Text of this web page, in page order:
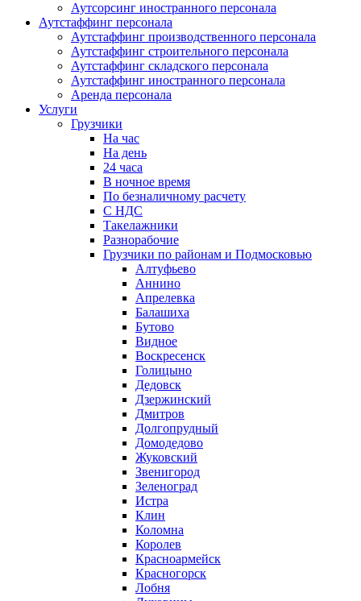
Аутсорсинг иностранного персонала
Аутстаффинг персонала
Аутстаффинг производственного персонала
Аутстаффинг строительного персонала
Аутстаффинг складского персонала
Аутстаффинг иностранного персонала
Аренда персонала
Услуги
Грузчики
На час
На день
24 часа
В ночное время
По безналичному расчету
С НДС
Такелажники
Разнорабочие
Грузчики по районам и Подмосковью
Алтуфьево
Аннино
Апрелевка
Балашиха
Бутово
Видное
Воскресенск
Голицыно
Дедовск
Дзержинский
Дмитров
Долгопрудный
Домодедово
Жуковский
Звенигород
Зеленоград
Истра
Клин
Коломна
Королев
Красноармейск
Красногорск
Лобня